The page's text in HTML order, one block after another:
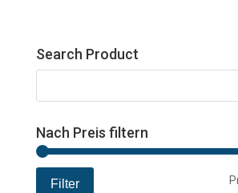
Search Product
Nach Preis filtern
Filter